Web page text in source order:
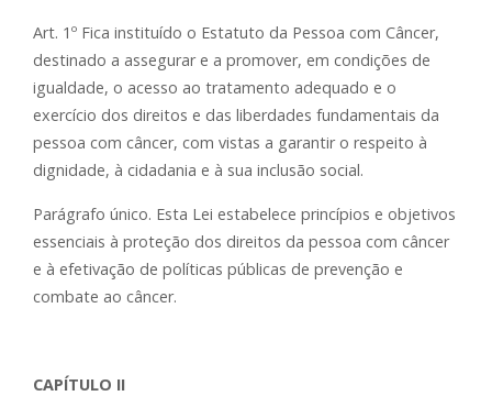
Art. 1º Fica instituído o Estatuto da Pessoa com Câncer,
destinado a assegurar e a promover, em condições de
igualdade, o acesso ao tratamento adequado e o
exercício dos direitos e das liberdades fundamentais da
pessoa com câncer, com vistas a garantir o respeito à
dignidade, à cidadania e à sua inclusão social.
Parágrafo único. Esta Lei estabelece princípios e objetivos
essenciais à proteção dos direitos da pessoa com câncer
e à efetivação de políticas públicas de prevenção e
combate ao câncer.
CAPÍTULO II